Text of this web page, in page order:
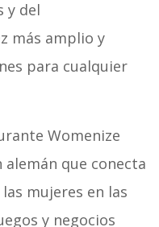
y del
más amplio y
para cualquier
Womenize
que conecta
mujeres en las
y negocios